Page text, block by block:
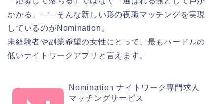
かかる」——そんな新しい形の夜職マッチングを実現
しているのがNomination。
未経験者や副業希望の女性にとって、最もハードルの
低いナイトワークアプリと言えます。
Nomination ナイトワーク専門求人
マッチングサービス